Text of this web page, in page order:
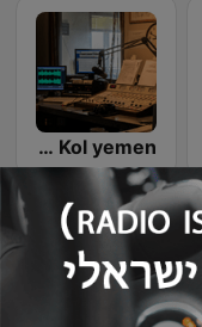
Kol yemen - קול תימן